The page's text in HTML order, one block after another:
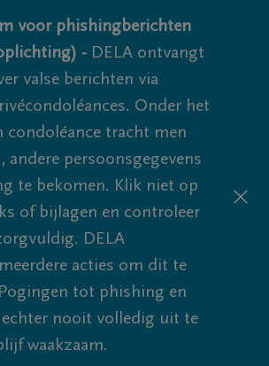
voor phishingberichten
- DELA ontvangt
valse berichten via
Onder het
condoléance tracht men
andere persoonsgegevens
te bekomen. Klik niet op
of bijlagen en controleer
DELA
acties om dit te
tot phishing en
echter nooit volledig uit te
waakzaam.